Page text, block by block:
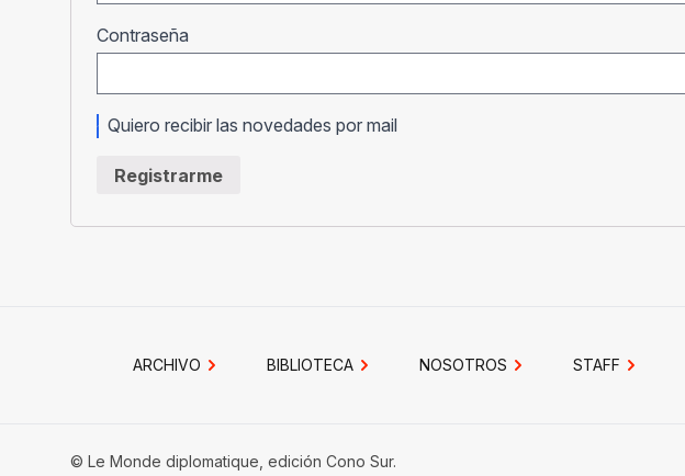
Contraseña
Quiero recibir las novedades por mail
Registrarme
ARCHIVO BIBLIOTECA NOSOTROS STAFF
© Le Monde diplomatique, edición Cono Sur.